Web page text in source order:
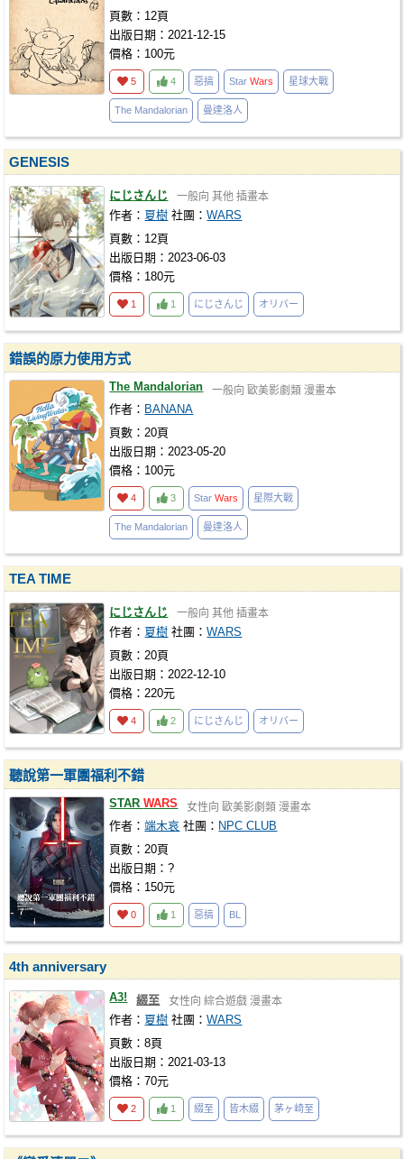
頁數：12頁
出版日期：2021-12-15
價格：100元
5 4 惡搞 StarWars 星球大戰
The Mandalorian 曼達洛人
GENESIS
にじさんじ 一般向 其他 插畫本
作者： 夏樹 社團：WARS
頁數：12頁
出版日期：2023-06-03
價格：180元
1 1 にじさんじ オリバー
錯誤的原力使用方式
The Mandalorian 一般向 歐美影劇類 漫畫本
作者： BANANA
頁數：20頁
出版日期：2023-05-20
價格：100元
4 3 StarWars 星際大戰
The Mandalorian 曼達洛人
TEA TIME
にじさんじ 一般向 其他 插畫本
作者： 夏樹 社團：WARS
頁數：20頁
出版日期：2022-12-10
價格：220元
4 2 にじさんじ オリバー
聽說第一軍團福利不錯
STARWARS 女性向 歐美影劇類 漫畫本
作者：端木哀 社團： NPC CLUB
頁數：20頁
出版日期：?
價格：150元
0 1 惡搞 BL
4th anniversary
A3! 綴至 女性向 綜合遊戲 漫畫本
作者： 夏樹 社團：WARS
頁數：8頁
出版日期：2021-03-13
價格：70元
2 1 綴至 皆木綴 茅ヶ崎至